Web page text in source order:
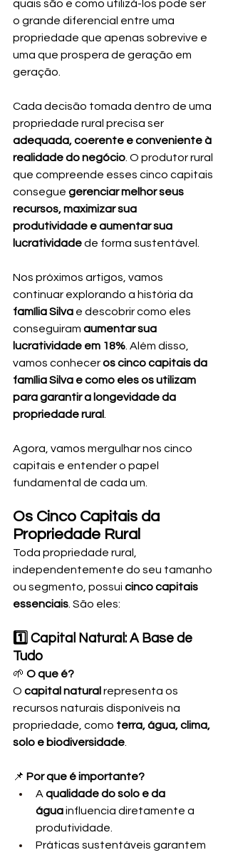
quais são e como utilizá-los pode ser
o grande diferencial entre uma
propriedade que apenas sobrevive e
uma que prospera de geração em
geração.
Cada decisão tomada dentro de uma
propriedade rural precisa ser
adequada, coerente e conveniente à
realidade do negócio . O produtor rural
que compreende esses cinco capitais
consegue gerenciar melhor seus
recursos, maximizar sua
produtividade e aumentar sua
lucratividade de forma sustentável.
Nos próximos artigos, vamos
continuar explorando a história da
família Silva e descobrir como eles
conseguiram aumentar sua
lucratividade em 18% . Além disso,
vamos conhecer os cinco capitais da
família Silva e como eles os utilizam
para garantir a longevidade da
propriedade rural
Agora, vamos mergulhar nos cinco
capitais e entender o papel
fundamental de cada um.
Os Cinco Capitais da
Propriedade Rural
Toda propriedade rural,
independentemente do seu tamanho
ou segmento, possui cinco capitais
essenciais . São eles:
1️⃣ Capital Natural: A Base de
Tudo
🌱 O que é?
O capital natural representa os
recursos naturais disponíveis na
propriedade, como terra, água, clima,
solo e biodiversidade
📌 Por que é importante?
A qualidade do solo e da
água influencia diretamente a
produtividade.
Práticas sustentáveis garantem